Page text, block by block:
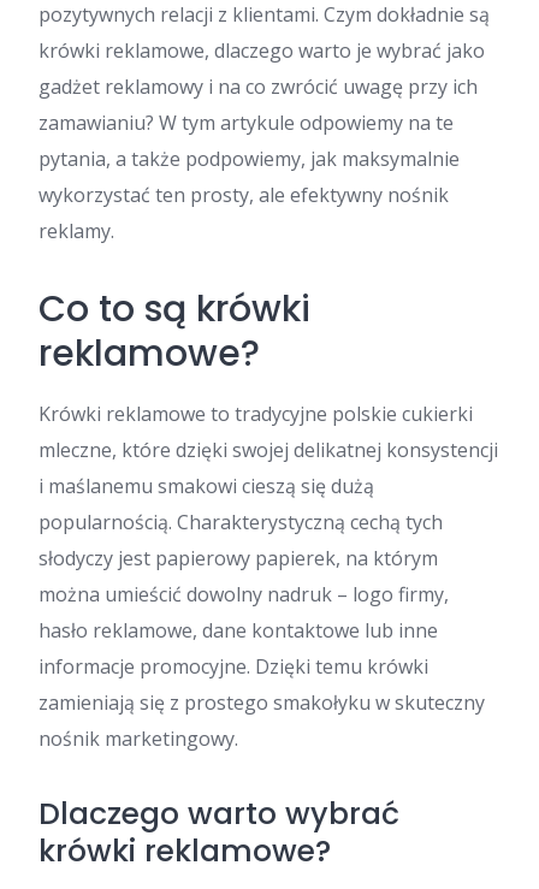
pozytywnych relacji z klientami. Czym dokładnie są
krówki reklamowe, dlaczego warto je wybrać jako
gadżet reklamowy i na co zwrócić uwagę przy ich
zamawianiu? W tym artykule odpowiemy na te
pytania, a także podpowiemy, jak maksymalnie
wykorzystać ten prosty, ale efektywny nośnik
reklamy.
Co to są krówki
reklamowe?
Krówki reklamowe to tradycyjne polskie cukierki
mleczne, które dzięki swojej delikatnej konsystencji
i maślanemu smakowi cieszą się dużą
popularnością. Charakterystyczną cechą tych
słodyczy jest papierowy papierek, na którym
można umieścić dowolny nadruk – logo firmy,
hasło reklamowe, dane kontaktowe lub inne
informacje promocyjne. Dzięki temu krówki
zamieniają się z prostego smakołyku w skuteczny
nośnik marketingowy.
Dlaczego warto wybrać
krówki reklamowe?